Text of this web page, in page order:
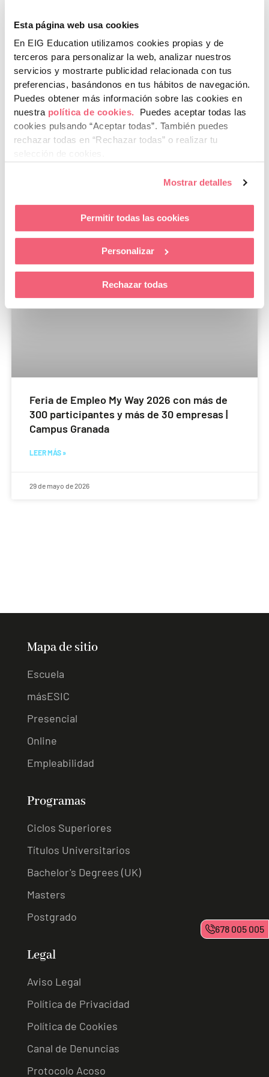
Esta página web usa cookies
En EIG Education utilizamos cookies propias y de
terceros para personalizar la web, analizar nuestros
servicios y mostrarte publicidad relacionada con tus
preferencias, basándonos en tus hábitos de navegación.
Puedes obtener más información sobre las cookies en
nuestra política de cookies.
Puedes aceptar todas las
cookies pulsando “Aceptar todas”. También puedes
rechazar todas en “Rechazar todas” o realizar tu
Mostrar detalles
Permitir todas las cookies
Personalizar
Rechazar todas
EIG Education celebra su fiesta de fin de
curso en los campus de Granada, Málaga y
Sevilla
29 de mayo de 2026
Feria de Empleo My Way 2026 con más de
300 participantes y más de 30 empresas |
Campus Granada
LEER MÁS »
29 de mayo de 2026
Mapa de sitio
Escuela
másESIC
Presencial
Online
Empleabilidad
Programas
Ciclos Superiores
Títulos Universitarios
Bachelor's Degrees (UK)
Masters
Postgrado
Legal
Aviso Legal
Política de Privacidad
Política de Cookies
Canal de Denuncias
Protocolo Acoso
678 005 005